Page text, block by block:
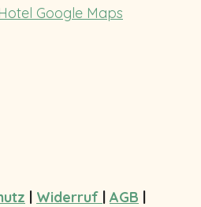
| Widerruf | AGB |